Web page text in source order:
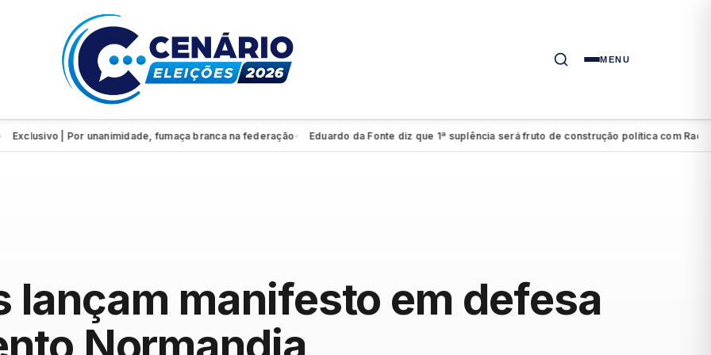
MENU
| Por unanimidade, fumaça branca na federação● Eduardo da Fonte diz que 1ª suplência será fruto de construção política com Raquel●
lançam manifesto em defesa